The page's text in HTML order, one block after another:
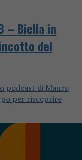
– Biella in
del
podcast di Mauro
per riscoprire